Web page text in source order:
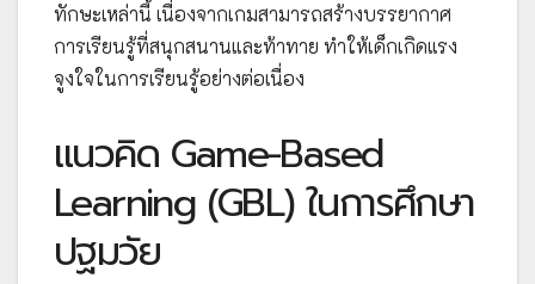
ทักษะเหล่านี้ เนื่องจากเกมสามารถสร้างบรรยากาศ
การเรียนรู้ที่สนุกสนานและท้าทาย ทำให้เด็กเกิดแรง
จูงใจในการเรียนรู้อย่างต่อเนื่อง
แนวคิด Game-Based
Learning (GBL) ในการศึกษา
ปฐมวัย